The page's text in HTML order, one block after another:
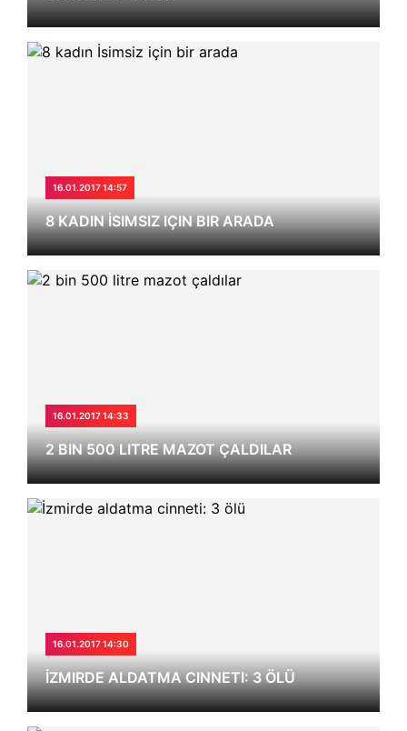
16.01.2017 14:57
8 KADIN İSIMSIZ IÇIN BIR ARADA
16.01.2017 14:33
2 BIN 500 LITRE MAZOT ÇALDILAR
16.01.2017 14:30
İZMIRDE ALDATMA CINNETI: 3 ÖLÜ